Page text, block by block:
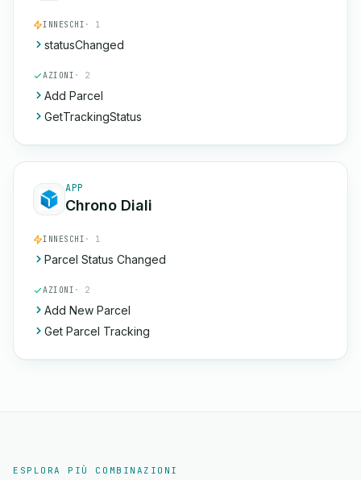
INNESCHI · 1
statusChanged
AZIONI · 2
Add Parcel
GetTrackingStatus
APP
Chrono Diali
INNESCHI · 1
Parcel Status Changed
AZIONI · 2
Add New Parcel
Get Parcel Tracking
ESPLORA PIÙ COMBINAZIONI